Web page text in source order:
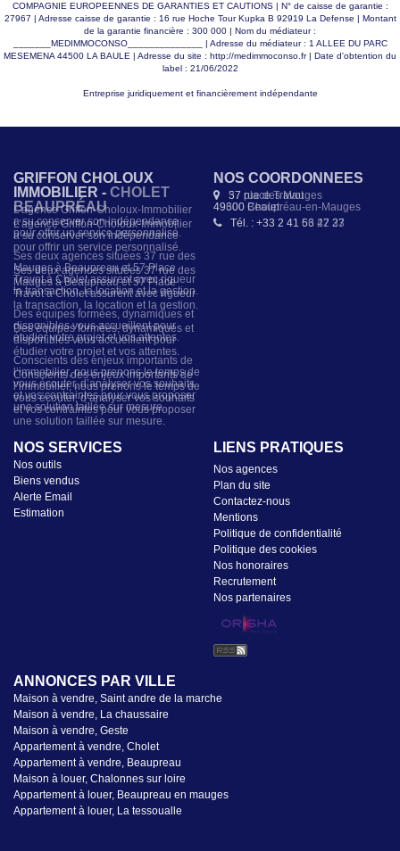
COMPAGNIE EUROPEENNES DE GARANTIES ET CAUTIONS | N° de caisse de garantie :
27967 | Adresse caisse de garantie : 16 rue Hoche Tour Kupka B 92919 La Defense | Montant
de la garantie financière : 300 000 | Nom du médiateur :
_______MEDIMMOCONSO______________ | Adresse du médiateur : 1 ALLEE DU PARC
MESEMENA 44500 LA BAULE | Adresse du site : http://medimmoconso.fr| Date d'obtention du
label : 21/06/2022
Entreprise juridiquement et financièrement indépendante
GRIFFON CHOLOUX
IMMOBILIER - CHOLET
L’agence Griffon-Choloux-Immobilier
a su conserver son indépendance
pour offrir un service personnalisé.
Ses deux agences situées 37 rue des
Mauges à Beaupreau et 57 Place
Travot à Cholet assurent avec rigueur
la transaction, la location et la gestion.
Des équipes formées, dynamiques et
disponibles vous accueillent pour
étudier votre projet et vos attentes.
Conscients des enjeux importants de
l’immobilier, nous prenons le temps de
vous écouter, d’analyser vos souhaits
et vos contraintes pour vous proposer
une solution taillée sur mesure.
NOS COORDONNÉES
57 place Travot
49300 Cholet
Tél. : +33 2 41 56 42 33
NOS SERVICES
Nos outils
Biens vendus
Alerte Email
Estimation
LIENS PRATIQUES
Nos agences
Plan du site
Contactez-nous
Mentions
Politique de confidentialité
Politique des cookies
Nos honoraires
Recrutement
Nos partenaires
ANNONCES PAR VILLE
Maison à vendre, Saint andre de la marche
Maison à vendre, La chaussaire
Maison à vendre, Geste
Appartement à vendre, Cholet
Appartement à vendre, Beaupreau
Maison à louer, Chalonnes sur loire
Appartement à louer, Beaupreau en mauges
Appartement à louer, La tessoualle